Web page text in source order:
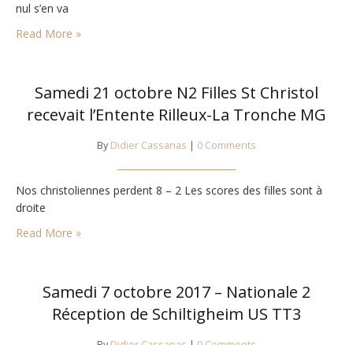
nul s’en va
Read More »
Samedi 21 octobre N2 Filles St Christol
recevait l’Entente Rilleux-La Tronche MG
By Didier Cassanas | 0 Comments
Nos christoliennes perdent 8 – 2 Les scores des filles sont à
droite
Read More »
Samedi 7 octobre 2017 – Nationale 2
Réception de Schiltigheim US TT3